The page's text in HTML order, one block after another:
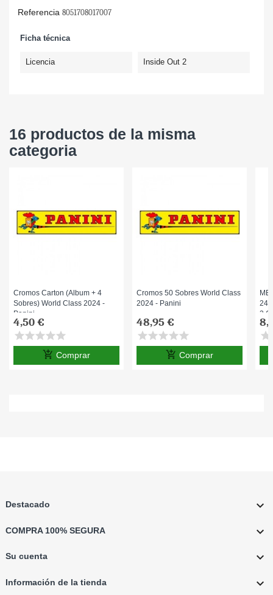
Referencia 8051708017007
Ficha técnica
Licencia Inside Out 2
16 productos de la misma
categoria
Cromos Carton (Album + 4
Sobres) World Class 2024 -
Panini
4,50 €
starstarstarstarstar
add_shopping_cart Comprar
Cromos 50 Sobres World Class
2024 - Panini
48,95 €
starstarstarstarstar
add_shopping_cart Comprar
24/
3
star
Destacado 
COMPRA 100% SEGURA 
Su cuenta 
Información de la tienda 